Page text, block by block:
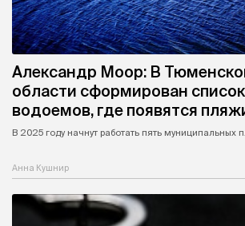
Александр Моор: В
области сформирован список
водоемов, где появятся
В 2025 году начнут работать пять муниципальных
Анна Кушнир